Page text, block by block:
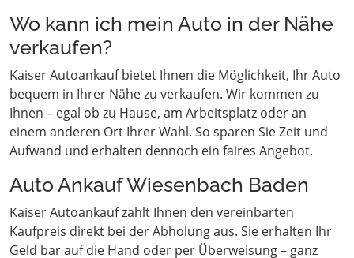
Wo kann ich mein Auto in der Nähe
verkaufen?
Kaiser Autoankauf bietet Ihnen die Möglichkeit, Ihr Auto
bequem in Ihrer Nähe zu verkaufen. Wir kommen zu
Ihnen – egal ob zu Hause, am Arbeitsplatz oder an
einem anderen Ort Ihrer Wahl. So sparen Sie Zeit und
Aufwand und erhalten dennoch ein faires Angebot.
Auto Ankauf Wiesenbach Baden
Kaiser Autoankauf zahlt Ihnen den vereinbarten
Kaufpreis direkt bei der Abholung aus. Sie erhalten Ihr
Geld bar auf die Hand oder per Überweisung – ganz